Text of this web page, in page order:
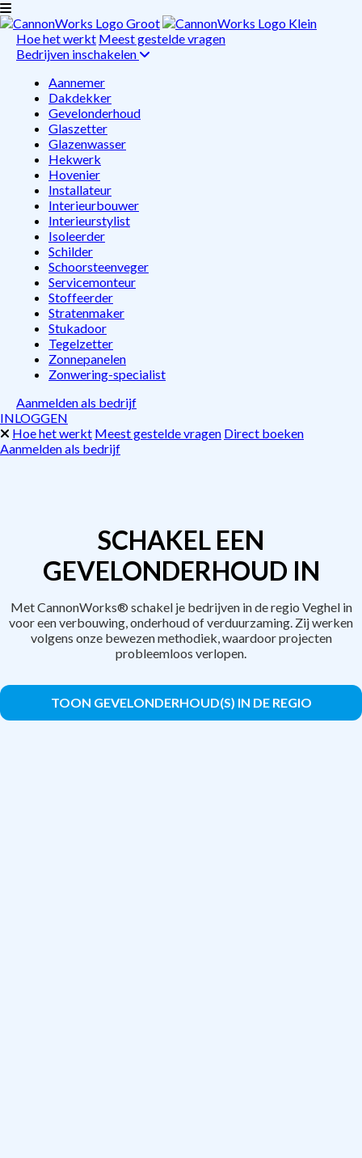
Hoe het werkt Meest gestelde vragen
Bedrijven inschakelen
Aannemer
Dakdekker
Gevelonderhoud
Glaszetter
Glazenwasser
Hekwerk
Hovenier
Installateur
Interieurbouwer
Interieurstylist
Isoleerder
Schilder
Schoorsteenveger
Servicemonteur
Stoffeerder
Stratenmaker
Stukadoor
Tegelzetter
Zonnepanelen
Zonwering-specialist
Aanmelden als bedrijf
INLOGGEN
Hoe het werkt Meest gestelde vragen Direct boeken
Aanmelden als bedrijf
SCHAKEL EEN
GEVELONDERHOUD IN
Met CannonWorks® schakel je bedrijven in de regio Veghel in
voor een verbouwing, onderhoud of verduurzaming. Zij werken
volgens onze bewezen methodiek, waardoor projecten
probleemloos verlopen.
TOON GEVELONDERHOUD(S) IN DE REGIO